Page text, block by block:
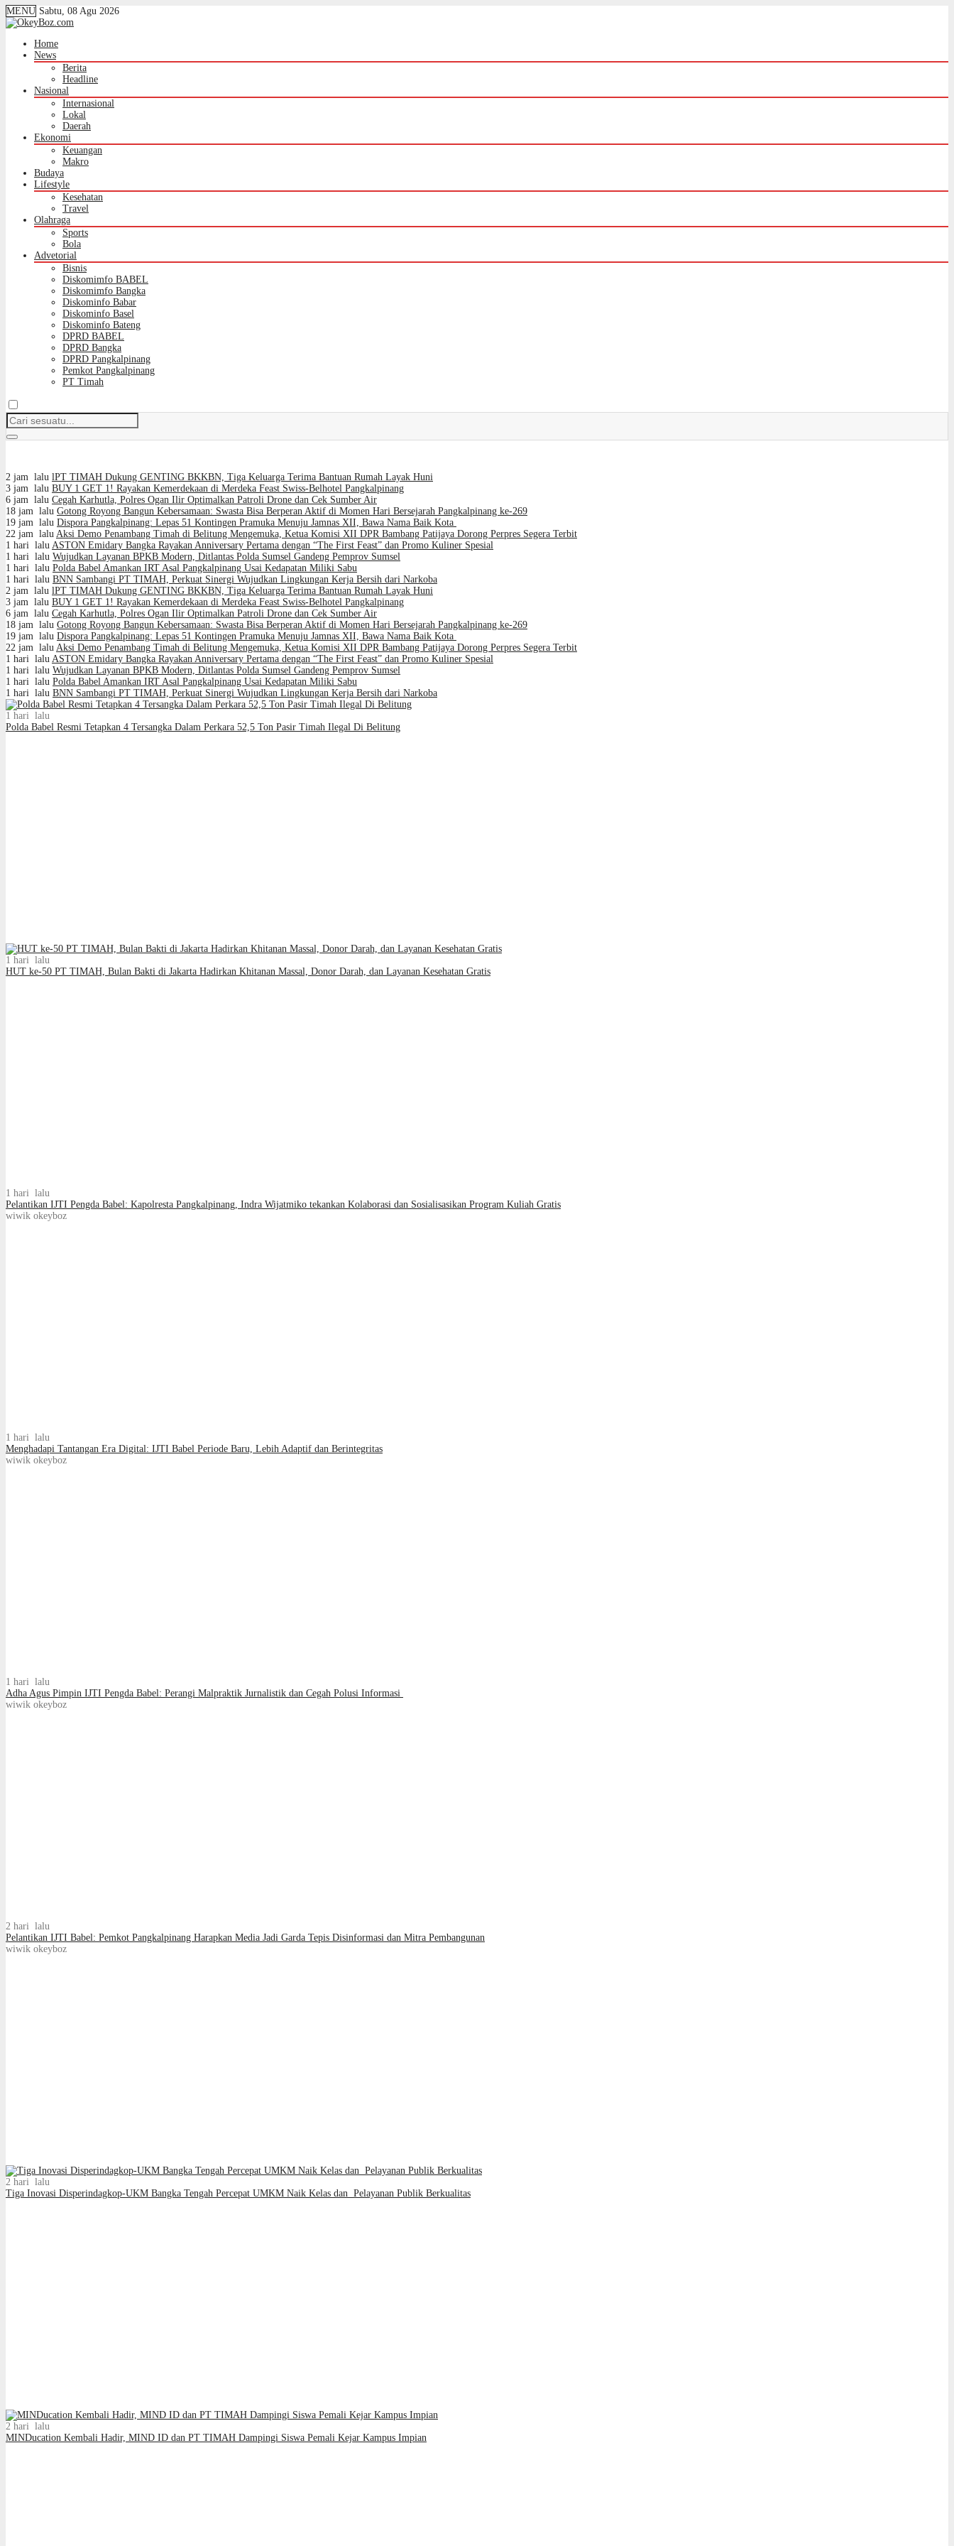
MENU Sabtu, 08 Agu 2026
Home
News
Berita
Headline
Nasional
Internasional
Lokal
Daerah
Ekonomi
Keuangan
Makro
Budaya
Lifestyle
Kesehatan
Travel
Olahraga
Sports
Bola
Advetorial
Bisnis
Diskomimfo BABEL
Diskomimfo Bangka
Diskominfo Babar
Diskominfo Basel
Diskominfo Bateng
DPRD BABEL
DPRD Bangka
DPRD Pangkalpinang
Pemkot Pangkalpinang
PT Timah
2 jam lalu lPT TIMAH Dukung GENTING BKKBN, Tiga Keluarga Terima Bantuan Rumah Layak Huni
3 jam lalu BUY 1 GET 1! Rayakan Kemerdekaan di Merdeka Feast Swiss-Belhotel Pangkalpinang
6 jam lalu Cegah Karhutla, Polres Ogan Ilir Optimalkan Patroli Drone dan Cek Sumber Air
18 jam lalu Gotong Royong Bangun Kebersamaan: Swasta Bisa Berperan Aktif di Momen Hari Bersejarah Pangkalpinang ke-269
19 jam lalu Dispora Pangkalpinang: Lepas 51 Kontingen Pramuka Menuju Jamnas XII, Bawa Nama Baik Kota
22 jam lalu Aksi Demo Penambang Timah di Belitung Mengemuka, Ketua Komisi XII DPR Bambang Patijaya Dorong Perpres Segera Terbit
1 hari lalu ASTON Emidary Bangka Rayakan Anniversary Pertama dengan “The First Feast” dan Promo Kuliner Spesial
1 hari lalu Wujudkan Layanan BPKB Modern, Ditlantas Polda Sumsel Gandeng Pemprov Sumsel
1 hari lalu Polda Babel Amankan IRT Asal Pangkalpinang Usai Kedapatan Miliki Sabu
1 hari lalu BNN Sambangi PT TIMAH, Perkuat Sinergi Wujudkan Lingkungan Kerja Bersih dari Narkoba
2 jam lalu lPT TIMAH Dukung GENTING BKKBN, Tiga Keluarga Terima Bantuan Rumah Layak Huni
3 jam lalu BUY 1 GET 1! Rayakan Kemerdekaan di Merdeka Feast Swiss-Belhotel Pangkalpinang
6 jam lalu Cegah Karhutla, Polres Ogan Ilir Optimalkan Patroli Drone dan Cek Sumber Air
18 jam lalu Gotong Royong Bangun Kebersamaan: Swasta Bisa Berperan Aktif di Momen Hari Bersejarah Pangkalpinang ke-269
19 jam lalu Dispora Pangkalpinang: Lepas 51 Kontingen Pramuka Menuju Jamnas XII, Bawa Nama Baik Kota
22 jam lalu Aksi Demo Penambang Timah di Belitung Mengemuka, Ketua Komisi XII DPR Bambang Patijaya Dorong Perpres Segera Terbit
1 hari lalu ASTON Emidary Bangka Rayakan Anniversary Pertama dengan “The First Feast” dan Promo Kuliner Spesial
1 hari lalu Wujudkan Layanan BPKB Modern, Ditlantas Polda Sumsel Gandeng Pemprov Sumsel
1 hari lalu Polda Babel Amankan IRT Asal Pangkalpinang Usai Kedapatan Miliki Sabu
1 hari lalu BNN Sambangi PT TIMAH, Perkuat Sinergi Wujudkan Lingkungan Kerja Bersih dari Narkoba
1 hari lalu
Polda Babel Resmi Tetapkan 4 Tersangka Dalam Perkara 52,5 Ton Pasir Timah Ilegal Di Belitung
1 hari lalu
HUT ke-50 PT TIMAH, Bulan Bakti di Jakarta Hadirkan Khitanan Massal, Donor Darah, dan Layanan Kesehatan Gratis
1 hari lalu
Pelantikan IJTI Pengda Babel: Kapolresta Pangkalpinang, Indra Wijatmiko tekankan Kolaborasi dan Sosialisasikan Program Kuliah Gratis
wiwik okeyboz
1 hari lalu
Menghadapi Tantangan Era Digital: IJTI Babel Periode Baru, Lebih Adaptif dan Berintegritas
wiwik okeyboz
1 hari lalu
Adha Agus Pimpin IJTI Pengda Babel: Perangi Malpraktik Jurnalistik dan Cegah Polusi Informasi
wiwik okeyboz
2 hari lalu
Pelantikan IJTI Babel: Pemkot Pangkalpinang Harapkan Media Jadi Garda Tepis Disinformasi dan Mitra Pembangunan
wiwik okeyboz
2 hari lalu
Tiga Inovasi Disperindagkop-UKM Bangka Tengah Percepat UMKM Naik Kelas dan Pelayanan Publik Berkualitas
2 hari lalu
MINDucation Kembali Hadir, MIND ID dan PT TIMAH Dampingi Siswa Pemali Kejar Kampus Impian